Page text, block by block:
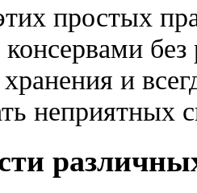
простых
и
неприятных